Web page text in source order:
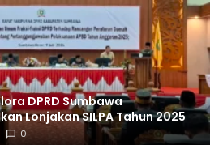
DPRD Sumbawa
Lonjakan SILPA Tahun 2025
0